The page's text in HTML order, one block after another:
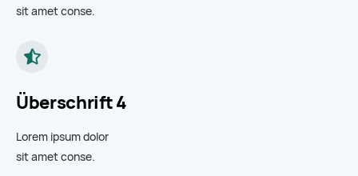
sit amet conse.
Überschrift 4
Lorem ipsum dolor
sit amet conse.